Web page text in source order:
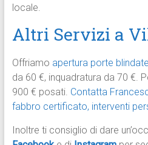
locale.
Altri Servizi a
Offriamo apertura porte blindate
da 60 €, inquadratura da 70 €.
900 € posati. Contatta
fabbro certificato, interventi
Inoltre ti consiglio di dare